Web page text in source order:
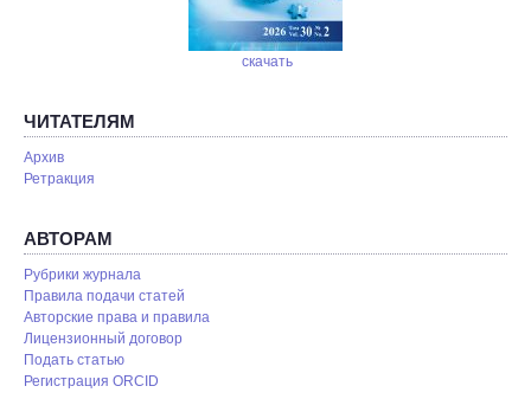
скачать
ЧИТАТЕЛЯМ
Архив
Ретракция
АВТОРАМ
Рубрики журнала
Правила подачи статей
Авторские права и правила
Лицензионный договор
Подать статью
Регистрация ORCID